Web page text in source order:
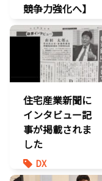
競争力強化へ】
AI
経済政策
製造業
議員連盟
住宅産業新聞に
インタビュー記
事が掲載されま
した
DX
報道記事